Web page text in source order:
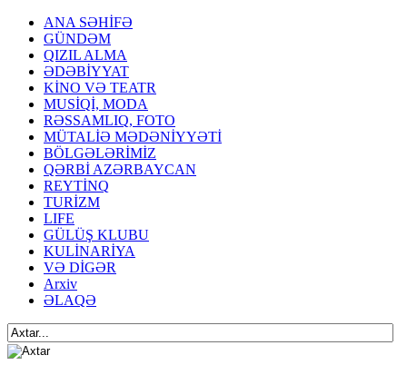
ANA SƏHİFƏ
GÜNDƏM
QIZIL ALMA
ƏDƏBİYYAT
KİNO VƏ TEATR
MUSİQİ, MODA
RƏSSAMLIQ, FOTO
MÜTALİƏ MƏDƏNİYYƏTİ
BÖLGƏLƏRİMİZ
QƏRBİ AZƏRBAYCAN
REYTİNQ
TURİZM
LIFE
GÜLÜŞ KLUBU
KULİNARİYA
VƏ DİGƏR
Arxiv
ƏLAQƏ